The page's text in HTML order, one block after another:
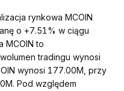
rynkowa MCOIN
o +7.51% w ciągu
MCOIN to
tradingu wynosi
wynosi 177.00M, przy
Pod względem